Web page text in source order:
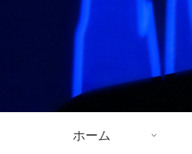
ホーム